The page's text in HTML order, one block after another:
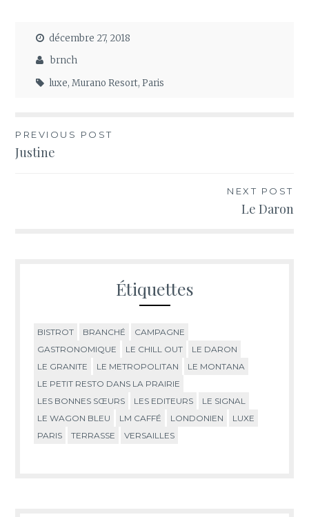
décembre 27, 2018
brnch
luxe,Murano Resort,Paris
Navigation
de
PREVIOUS POST
Justine
NEXT POST
Le Daron
Étiquettes
BISTROT BRANCHÉ
CAMPAGNE
GASTRONOMIQUE
LE CHILL OUT
LE DARON
LE GRANITE
LE METROPOLITAN
LE MONTANA
LE PETIT RESTO DANS LA PRAIRIE
LES BONNES SŒURS
LES EDITEURS
LE SIGNAL
LE WAGON BLEU
LM CAFFÉ LONDONIEN
LUXE
PARIS
TERRASSE VERSAILLES